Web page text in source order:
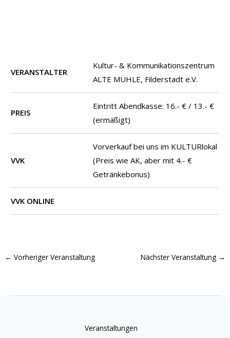
VERANSTALTER
Kultur- & Kommunikationszentrum
ALTE MÜHLE, Filderstadt e.V.
PREIS
Eintritt Abendkasse: 16.- € / 13.- €
(ermäßigt)
VVK
Vorverkauf bei uns im KULTURlokal
(Preis wie AK, aber mit 4.- €
Getränkebonus)
VVK ONLINE
← Vorheriger Veranstaltung Nächster Veranstaltung →
Veranstaltungen